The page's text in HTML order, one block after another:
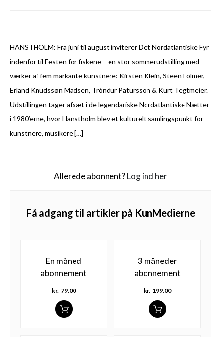
HANSTHOLM: Fra juni til august inviterer Det Nordatlantiske Fyr
indenfor til Festen for fiskene – en stor sommerudstilling med
værker af fem markante kunstnere: Kirsten Klein, Steen Folmer,
Erland Knudssøn Madsen, Tróndur Patursson & Kurt Tegtmeier.
Udstillingen tager afsæt i de legendariske Nordatlantiske Nætter
i 1980’erne, hvor Hanstholm blev et kulturelt samlingspunkt for
kunstnere, musikere […]
Allerede abonnent?Log ind her
Få adgang til artikler på KunMedierne
En måned
abonnement
kr. 79.00
3 måneder
abonnement
kr. 199.00